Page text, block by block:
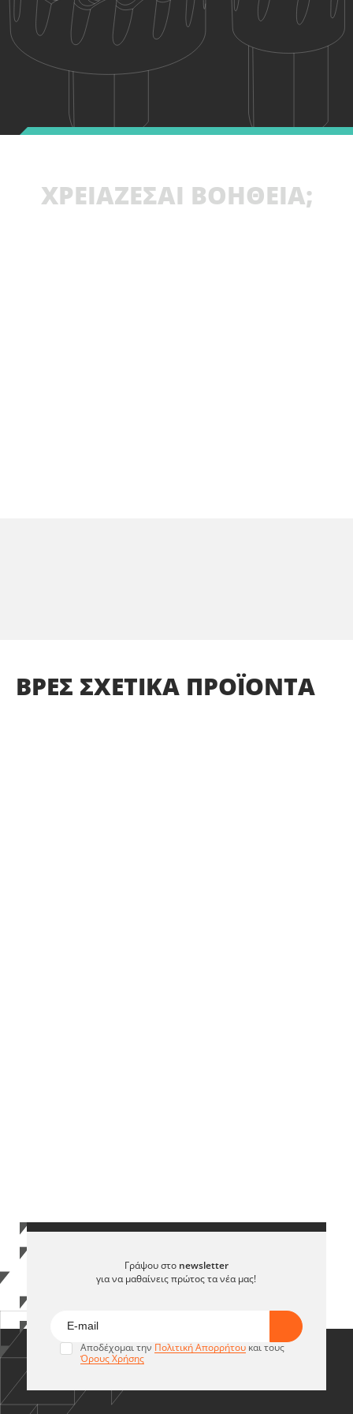
ΧΡΕΙΑΖΕΣΑΙ ΒΟΗΘΕΙΑ;
ΒΡΕΣ ΣΧΕΤΙΚΑ ΠΡΟΪΟΝΤΑ
Γράψου στο newsletter
για να μαθαίνεις πρώτος τα νέα μας!
Αποδέχομαι την Πολιτική Απορρήτουκαι τους
Όρους Χρήσης